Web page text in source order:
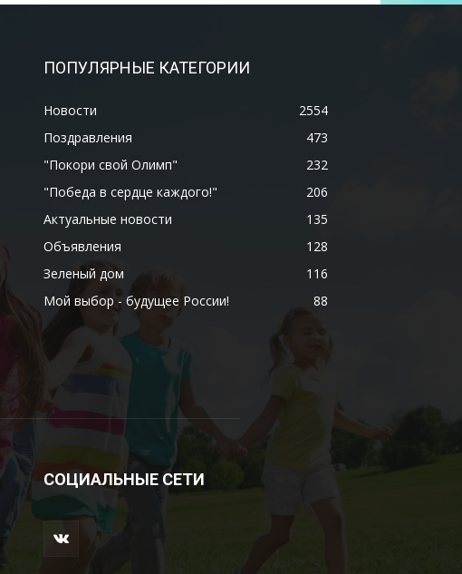
ПОПУЛЯРНЫЕ КАТЕГОРИИ
Новости
2554
Поздравления
473
"Покори свой Олимп"
232
"Победа в сердце каждого!"
206
Актуальные новости
135
Объявления
128
Зеленый дом
116
Мой выбор - будущее России!
88
СОЦИАЛЬНЫЕ СЕТИ